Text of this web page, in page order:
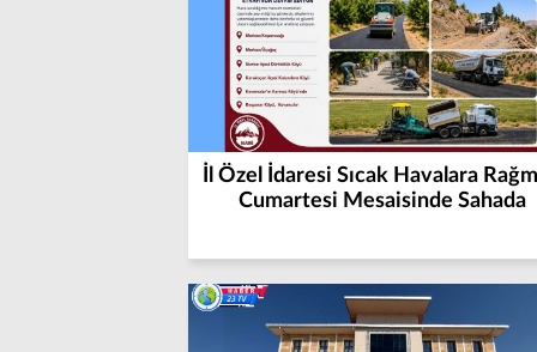
İl Özel İdaresi Sıcak Havalara
Cumartesi Mesaisinde Sahada